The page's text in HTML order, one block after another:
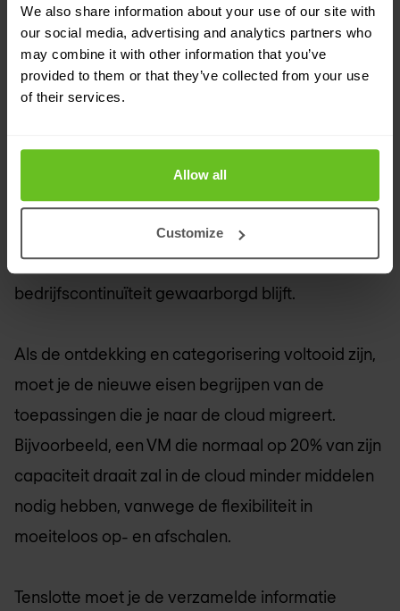
We also share information about your use of our site with
our social media, advertising and analytics partners who
may combine it with other information that you’ve
provided to them or that they’ve collected from your use
of their services.
Allow all
Customize
In het algemeen zul je eerst moeten bepalen
welke toepassingen op-premise draaien. Deze
en servers zullen meerdere afhankelijkheden
hebben, waaronder externe gegevensbronnen of
andere software, dus is het belangrijk ze in
groepen te verdelen en te migreren, zodat de
bedrijfscontinuïteit gewaarborgd blijft.
Als de ontdekking en categorisering voltooid zijn,
moet je de nieuwe eisen begrijpen van de
toepassingen die je naar de cloud migreert.
Bijvoorbeeld, een VM die normaal op 20% van zijn
capaciteit draait zal in de cloud minder middelen
nodig hebben, vanwege de flexibiliteit in
moeiteloos op- en afschalen.
Tenslotte moet je de verzamelde informatie